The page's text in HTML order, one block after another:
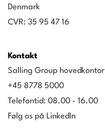
Denmark
CVR: 35 95 47 16
Kontakt
Salling Group hovedkontor
+45 8778 5000
Telefontid: 08.00 - 16.00
Følg os på LinkedIn